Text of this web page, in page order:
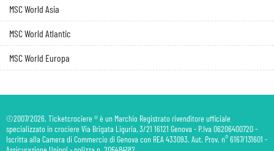
MSC World Asia
MSC World Atlantic
MSC World Europa
©2007/2026. Ticketcrociere ® è un Marchio Registrato rivenditore ufficiale
specializzato in crociere Via Brigata Liguria, 3/21 16121 Genova - P.Iva 06206400720 -
Iscritta alla Camera di Commercio di Genova con REA 433093. Aut. Prov. n° 6167/131601 -